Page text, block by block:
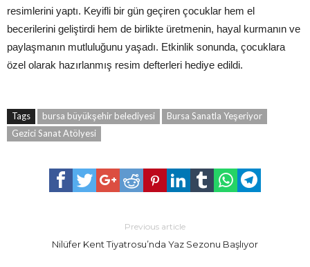
resimlerini yaptı. Keyifli bir gün geçiren çocuklar hem el
becerilerini geliştirdi hem de birlikte üretmenin, hayal kurmanın ve
paylaşmanın mutluluğunu yaşadı. Etkinlik sonunda, çocuklara
özel olarak hazırlanmış resim defterleri hediye edildi.
Tags bursa büyükşehir belediyesi
Bursa Sanatla Yeşeriyor
Gezici Sanat Atölyesi
Previous article
Nilüfer Kent Tiyatrosu’nda Yaz Sezonu Başlıyor